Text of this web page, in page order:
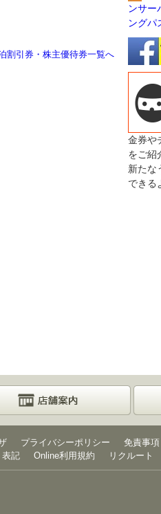
割引券・株主優待券一覧へ
ンサー
ングパ
金券や
をご紹
新たな
できる
プライバシーポリシー 免責事項
表記
Online利用規約 リクルート